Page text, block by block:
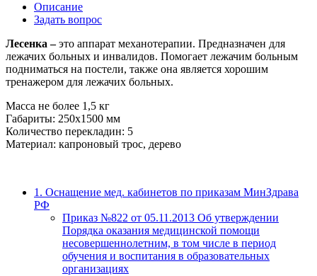
Описание
Задать вопрос
Лесенка –это аппарат механотерапии. Предназначен для
лежачих больных и инвалидов. Помогает лежачим больным
подниматься на постели, также она является хорошим
тренажером для лежачих больных.
Масса не более 1,5 кг
Габариты: 250х1500 мм
Количество перекладин: 5
Материал: капроновый трос, дерево
1. Оснащение мед. кабинетов по приказам МинЗдрава
РФ
Приказ №822 от 05.11.2013 Об утверждении
Порядка оказания медицинской помощи
несовершеннолетним, в том числе в период
обучения и воспитания в образовательных
организациях